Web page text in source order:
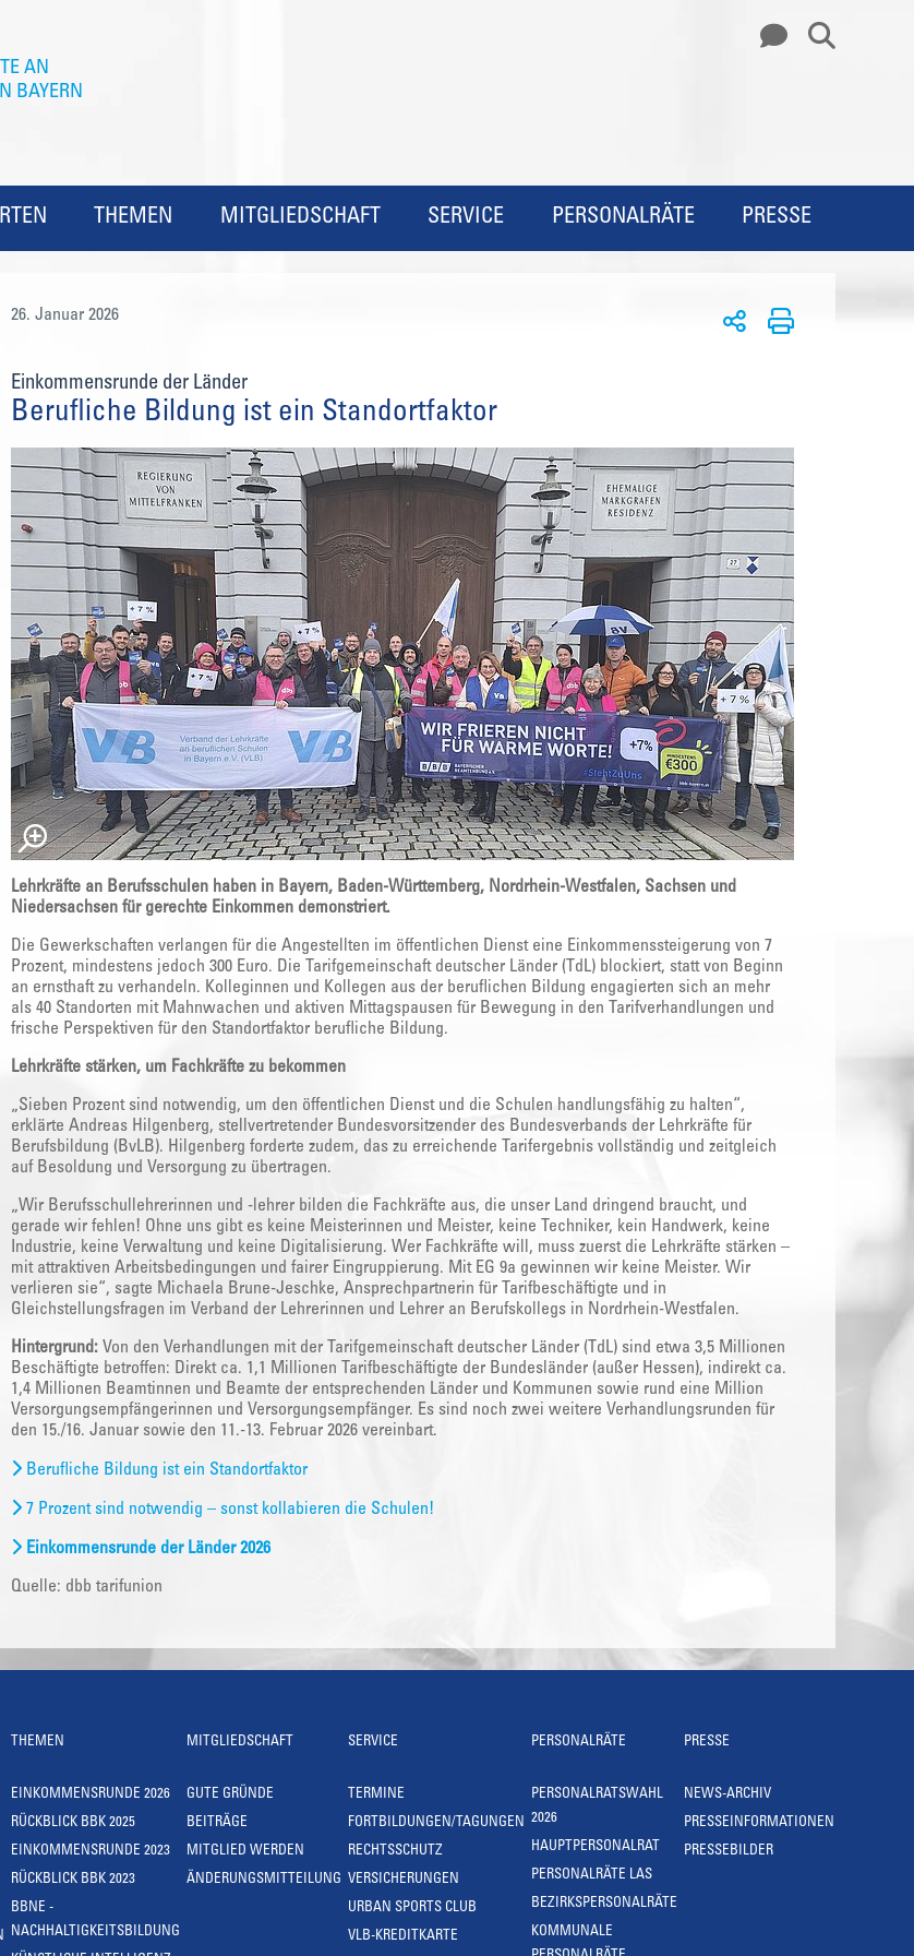
THEMEN MITGLIEDSCHAFT SERVICE PERSONALRÄTE PRESSE
26. Januar 2026
Einkommensrunde der Länder
Berufliche Bildung ist ein Standortfaktor
Lehrkräfte an Berufsschulen haben in Bayern, Baden-Württemberg, Nordrhein-Westfalen, Sachsen und
Niedersachsen für gerechte Einkommen demonstriert.
Die Gewerkschaften verlangen für die Angestellten im öffentlichen Dienst eine Einkommenssteigerung von 7
Prozent, mindestens jedoch 300 Euro. Die Tarifgemeinschaft deutscher Länder (TdL) blockiert, statt von Beginn
an ernsthaft zu verhandeln. Kolleginnen und Kollegen aus der beruflichen Bildung engagierten sich an mehr
als 40 Standorten mit Mahnwachen und aktiven Mittagspausen für Bewegung in den Tarifverhandlungen und
frische Perspektiven für den Standortfaktor berufliche Bildung.
Lehrkräfte stärken, um Fachkräfte zu bekommen
„Sieben Prozent sind notwendig, um den öffentlichen Dienst und die Schulen handlungsfähig zu halten“,
erklärte Andreas Hilgenberg, stellvertretender Bundesvorsitzender des Bundesverbands der Lehrkräfte für
Berufsbildung (BvLB). Hilgenberg forderte zudem, das zu erreichende Tarifergebnis vollständig und zeitgleich
auf Besoldung und Versorgung zu übertragen.
„Wir Berufsschullehrerinnen und -lehrer bilden die Fachkräfte aus, die unser Land dringend braucht, und
gerade wir fehlen! Ohne uns gibt es keine Meisterinnen und Meister, keine Techniker, kein Handwerk, keine
Industrie, keine Verwaltung und keine Digitalisierung. Wer Fachkräfte will, muss zuerst die Lehrkräfte stärken –
mit attraktiven Arbeitsbedingungen und fairer Eingruppierung. Mit EG 9a gewinnen wir keine Meister. Wir
verlieren sie“, sagte Michaela Brune-Jeschke, Ansprechpartnerin für Tarifbeschäftigte und in
Gleichstellungsfragen im Verband der Lehrerinnen und Lehrer an Berufskollegs in Nordrhein-Westfalen.
Hintergrund: Von den Verhandlungen mit der Tarifgemeinschaft deutscher Länder (TdL) sind etwa 3,5 Millionen
Beschäftigte betroffen: Direkt ca. 1,1 Millionen Tarifbeschäftigte der Bundesländer (außer Hessen), indirekt ca.
1,4 Millionen Beamtinnen und Beamte der entsprechenden Länder und Kommunen sowie rund eine Million
Versorgungsempfängerinnen und Versorgungsempfänger. Es sind noch zwei weitere Verhandlungsrunden für
den 15./16. Januar sowie den 11.-13. Februar 2026 vereinbart.
Berufliche Bildung ist ein Standortfaktor
7 Prozent sind notwendig – sonst kollabieren die Schulen!
Einkommensrunde der Länder 2026
Quelle: dbb tarifunion
THEMEN
EINKOMMENSRUNDE 2026
RÜCKBLICK BBK 2025
EINKOMMENSRUNDE 2023
RÜCKBLICK BBK 2023
BBNE -
NACHHALTIGKEITSBILDUNG
MITGLIEDSCHAFT
GUTE GRÜNDE
BEITRÄGE
MITGLIED WERDEN
ÄNDERUNGSMITTEILUNG
SERVICE
TERMINE
FORTBILDUNGEN/TAGUNGEN
RECHTSSCHUTZ
VERSICHERUNGEN
URBAN SPORTS CLUB
VLB-KREDITKARTE
PERSONALRÄTE
PERSONALRATSWAHL
2026
HAUPTPERSONALRAT
PERSONALRÄTE LAS
BEZIRKSPERSONALRÄTE
KOMMUNALE
PRESSE
NEWS-ARCHIV
PRESSEINFORMATIONEN
PRESSEBILDER